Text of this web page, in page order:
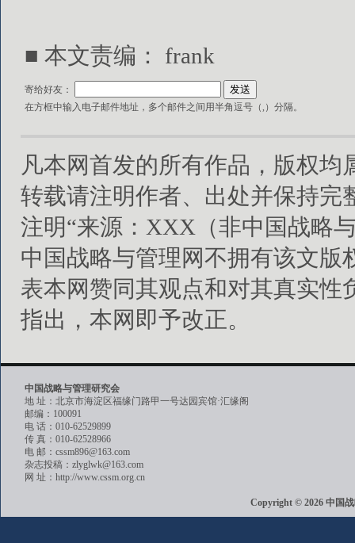
■ 本文责编： frank
寄给好友：
在方框中输入电子邮件地址，多个邮件之间用半角逗号（,）分隔。
凡本网首发的所有作品，版权
转载请注明作者、出处并保持完
注明“来源：XXX（非中国战略
中国战略与管理网不拥有该文
表本网赞同其观点和对其真实
指出，本网即予改正。
中国战略与管理研究会
地 址：北京市海淀区福缘门路甲一号达园宾馆·汇缘阁
邮编：100091
电 话：010-62529899
传 真：010-62528966
电 邮：cssm896@163.com
杂志投稿：zlyglwk@163.com
网 址：http://www.cssm.org.cn
Copyright © 2026 中国